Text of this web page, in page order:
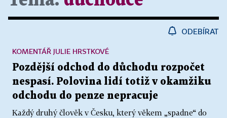
ODEBÍRAT
Pozdější odchod do důchodu rozpočet
nespasí. Polovina lidí totiž v okamžiku
odchodu do penze nepracuje
Každý druhý člověk v Česku, který věkem „spadne“ do
KOMENTÁŘ JULIE HRSTKOVÉ